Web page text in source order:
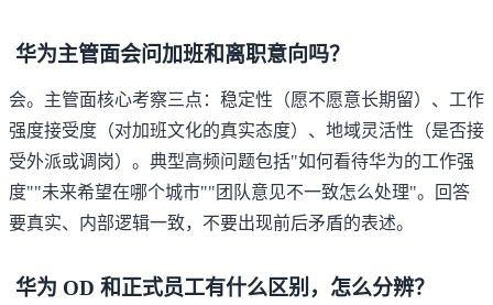
华为主管面会问加班和离职意向吗？
会。主管面核心考察三点：稳定性（愿不愿意长期留）、工作
强度接受度（对加班文化的真实态度）、地域灵活性（是否接
受外派或调岗）。典型高频问题包括"如何看待华为的工作强
度""未来希望在哪个城市""团队意见不一致怎么处理"。回答
要真实、内部逻辑一致，不要出现前后矛盾的表述。
华为 OD 和正式员工有什么区别，怎么分辨？